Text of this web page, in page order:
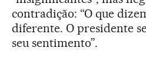
contradição: “O que
diferente. O presidente
seu sentimento”.